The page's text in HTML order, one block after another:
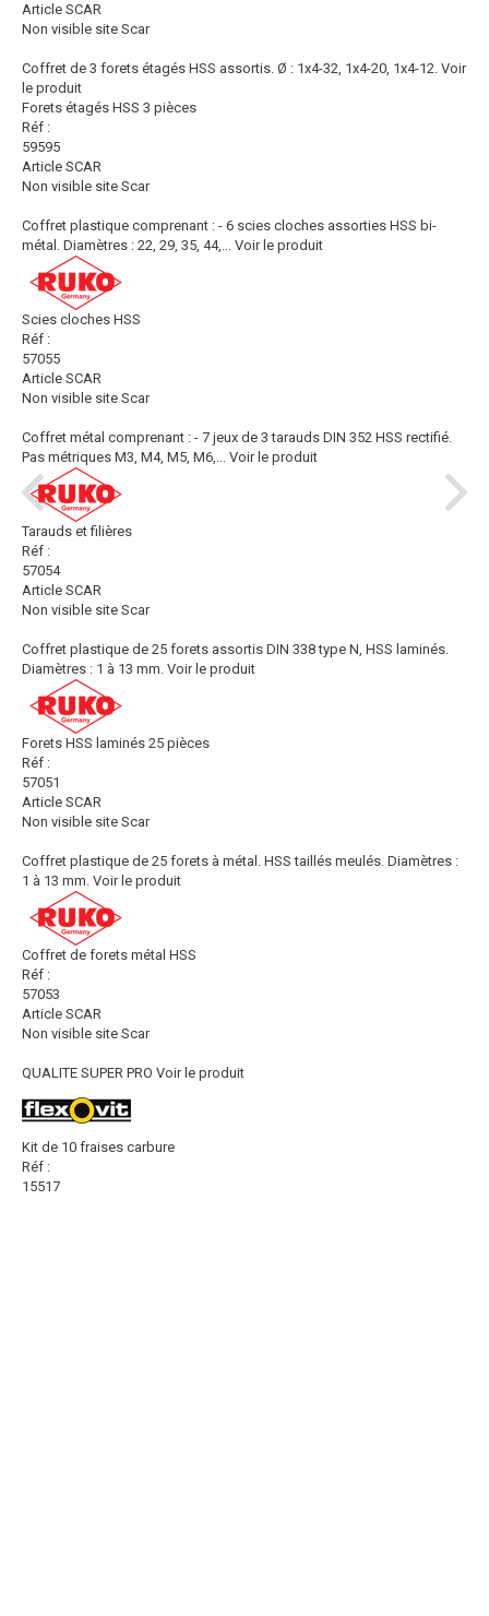
Article SCAR
Non visible site Scar
Coffret de 3 forets étagés HSS assortis. Ø : 1x4-32, 1x4-20, 1x4-12. Voir
le produit
Forets étagés HSS 3 pièces
Réf :
59595
Article SCAR
Non visible site Scar
Coffret plastique comprenant : - 6 scies cloches assorties HSS bi-
métal. Diamètres : 22, 29, 35, 44,... Voir le produit
Scies cloches HSS
Réf :
57055
Article SCAR
Non visible site Scar
Coffret métal comprenant : - 7 jeux de 3 tarauds DIN 352 HSS rectifié.
Pas métriques M3, M4, M5, M6,... Voir le produit
Tarauds et filières
Réf :
57054
Article SCAR
Non visible site Scar
Coffret plastique de 25 forets assortis DIN 338 type N, HSS laminés.
Diamètres : 1 à 13 mm. Voir le produit
Forets HSS laminés 25 pièces
Réf :
57051
Article SCAR
Non visible site Scar
Coffret plastique de 25 forets à métal. HSS taillés meulés. Diamètres :
1 à 13 mm. Voir le produit
Coffret de forets métal HSS
Réf :
57053
Article SCAR
Non visible site Scar
QUALITE SUPER PRO Voir le produit
Kit de 10 fraises carbure
Réf :
15517